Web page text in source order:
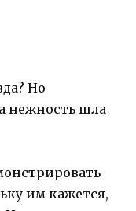
Но
нежность шла
им кажется,